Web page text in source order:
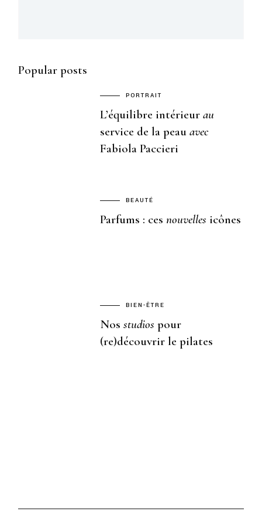
Popular posts
PORTRAIT
L’équilibre intérieurau
service de la peauavec
Fabiola Paccieri
BEAUTÉ
Parfums : cesnouvelles icônes
BIEN-ÊTRE
Nosstudios pour
(re)découvrir le pilates